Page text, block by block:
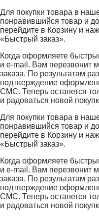
Для покупки товара в
понравившийся товар и
перейдите в Корзину и
«Быстрый заказ».
Когда оформляете
и e-mail. Вам перезвонит
заказа. По результатам
подтверждение
СМС. Теперь останется
и радоваться новой
Для покупки товара в
понравившийся товар и
перейдите в Корзину и
«Быстрый заказ».
Когда оформляете
и e-mail. Вам перезвонит
заказа. По результатам
подтверждение
СМС. Теперь останется
и радоваться новой